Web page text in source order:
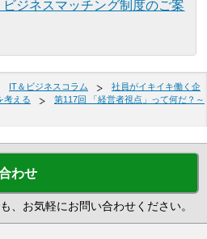
ジネスマッチング制度のご案
IT＆ビジネスコラム
社員がイキイキ働く企
考える
第117回 「経営者視点」って何だ？～
わせ
、お気軽にお問い合わせください。